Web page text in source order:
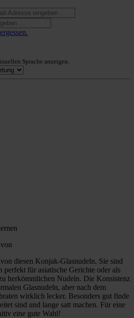
Sprache anzeigen.
diesen Konjak-Glasnudeln. Sie sind
perfekt für asiatische Gerichte oder als
herkömmlichen Nudeln. Die Konsistenz
Glasnudeln, aber nach dem
wirklich lecker. Besonders gut finde
sind und lange satt machen. Für eine
eine gute Wahl!